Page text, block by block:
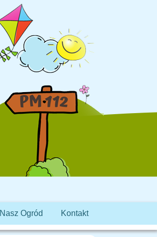
Nasz Ogród Kontakt